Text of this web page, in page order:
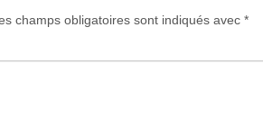
champs obligatoires sont indiqués avec *